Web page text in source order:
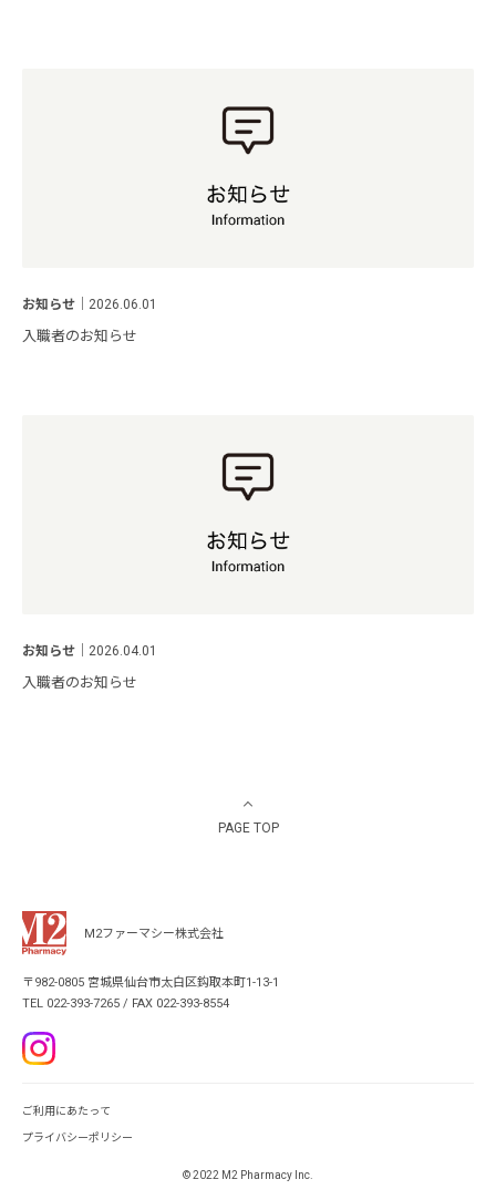
お知らせ 2026.06.01
入職者のお知らせ
お知らせ 2026.04.01
入職者のお知らせ
PAGE TOP
M2ファーマシー株式会社
〒982-0805 宮城県仙台市太白区鈎取本町1-13-1
TEL 022-393-7265 / FAX 022-393-8554
© 2022 M2 Pharmacy Inc.
ご利用にあたって
プライバシーポリシー